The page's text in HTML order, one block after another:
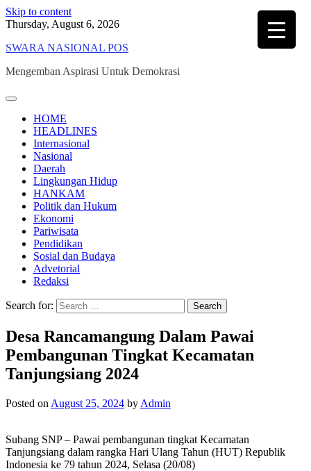
Skip to content
Thursday, August 6, 2026
SWARA NASIONAL POS
Mengemban Aspirasi Untuk Demokrasi
HOME
HEADLINES
Internasional
Nasional
Daerah
Lingkungan Hidup
HANKAM
Politik dan Hukum
Ekonomi
Pariwisata
Pendidikan
Sosial dan Budaya
Advetorial
Redaksi
Search for:
Desa Rancamangung Dalam Pawai
Pembangunan Tingkat Kecamatan
Tanjungsiang 2024
Posted on August 25, 2024 by Admin
Subang SNP – Pawai pembangunan tingkat Kecamatan
Tanjungsiang dalam rangka Hari Ulang Tahun (HUT) Republik
Indonesia ke 79 tahun 2024, Selasa (20/08)